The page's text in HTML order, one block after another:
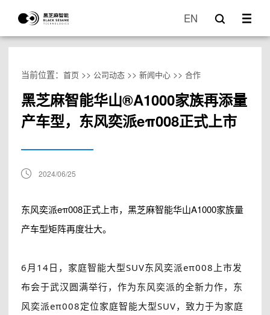
EN
当前位置： 首页 >> 公司动态>> 新闻中心>> 合作
黑芝麻智能华山®A1000家族再添量
产车型，东风奕派eπ008正式上市
2024/06/25
东风奕派eπ008正式上市，黑芝麻智能华山A1000家族量
产车型矩阵再度壮大。
6月14日，家庭智能大型SUV东风奕派eπ008上市发
布会于武汉圆满举行，作为东风奕派的全新力作，东
风奕派eπ008定位家庭智能大型SUV，致力于为家庭